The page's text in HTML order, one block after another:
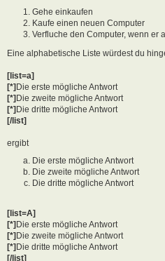
Gehe einkaufen
Kaufe einen neuen Computer
Verfluche den Computer, wenn er
Eine alphabetische Liste würdest du
[list=a]
[*]Die erste mögliche Antwort
[*]Die zweite mögliche Antwort
[*]Die dritte mögliche Antwort
[/list]
ergibt
Die erste mögliche Antwort
Die zweite mögliche Antwort
Die dritte mögliche Antwort
[list=A]
[*] Die erste mögliche Antwort
[*] Die zweite mögliche Antwort
[*] Die dritte mögliche Antwort
[/list]